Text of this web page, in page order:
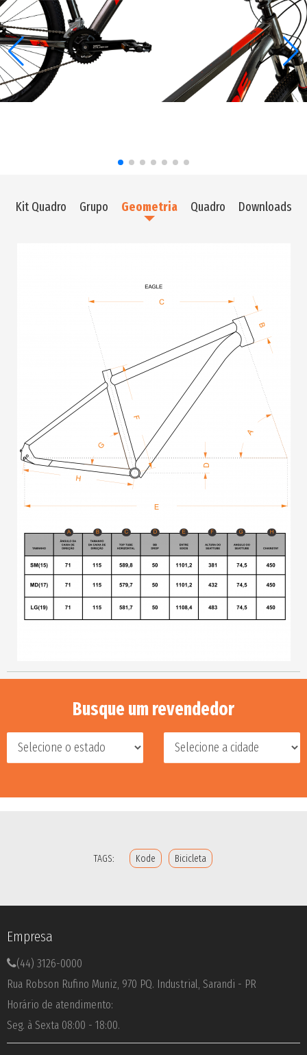
Kit Quadro Grupo Geometria Quadro Downloads
Busque um revendedor
TAGS: Kode Bicicleta
Empresa
(44) 3126-0000
Rua Robson Rufino Muniz, 970 PQ. Industrial, Sarandi - PR
Horário de atendimento:
Seg. à Sexta 08:00 - 18:00.